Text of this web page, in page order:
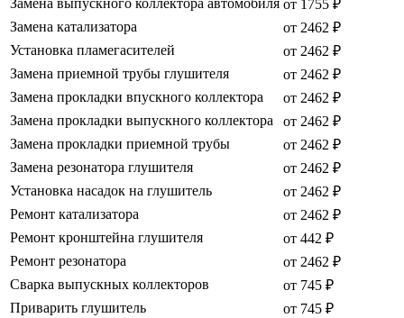
Замена выпускного коллектора автомобиля от 1755 ₽
Замена катализатора
от 2462 ₽
Установка пламегасителей
от 2462 ₽
Замена приемной трубы глушителя
от 2462 ₽
Замена прокладки впускного коллектора
от 2462 ₽
Замена прокладки выпускного коллектора
от 2462 ₽
Замена прокладки приемной трубы
от 2462 ₽
Замена резонатора глушителя
от 2462 ₽
Установка насадок на глушитель
от 2462 ₽
Ремонт катализатора
от 2462 ₽
Ремонт кронштейна глушителя
от 442 ₽
Ремонт резонатора
от 2462 ₽
Сварка выпускных коллекторов
от 745 ₽
Приварить глушитель
от 745 ₽